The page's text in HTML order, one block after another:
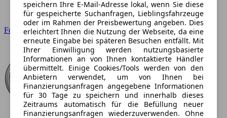
Ford
speichern Ihre E-Mail-Adresse lokal, wenn Sie diese
für gespeicherte Suchanfragen, Lieblingsfahrzeuge
oder im Rahmen der Preisbewertung angeben. Dies
erleichtert Ihnen die Nutzung der Webseite, da eine
erneute Eingabe bei späteren Besuchen entfällt. Mit
Ihrer Einwilligung werden nutzungsbasierte
Informationen an von Ihnen kontaktierte Händler
übermittelt. Einige Cookies/Tools werden von den
Anbietern verwendet, um von Ihnen bei
Finanzierungsanfragen angegebene Informationen
für 30 Tage zu speichern und innerhalb dieses
Zeitraums automatisch für die Befüllung neuer
Finanzierungsanfragen wiederzuverwenden. Ohne